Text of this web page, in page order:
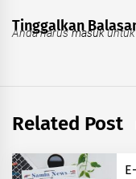
Tinggalkan
Anda harusmasukuntuk
Related Post